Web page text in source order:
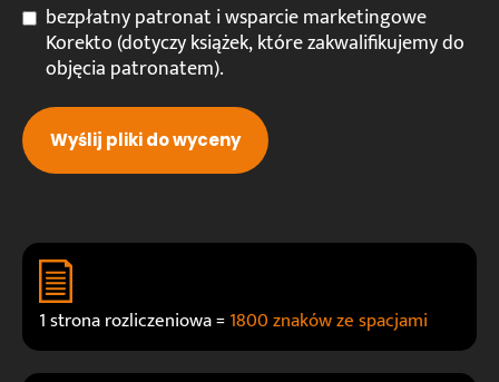
bezpłatny patronat i wsparcie marketingowe
Korekto (dotyczy książek, które zakwalifikujemy do
objęcia patronatem).
1 strona rozliczeniowa =1800 znaków ze spacjami